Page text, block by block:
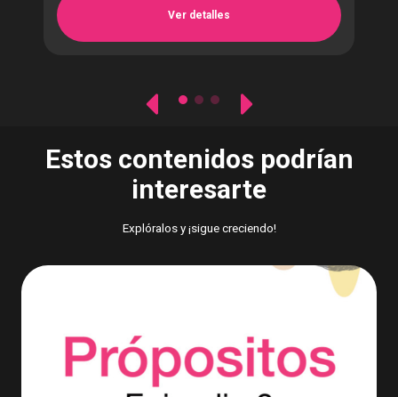
Ver detalles
Estos contenidos podrían
interesarte
Explóralos y ¡sigue creciendo!